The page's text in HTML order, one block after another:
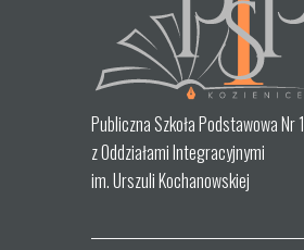
Publiczna Szkoła Podstawowa Nr 1
z Oddziałami Integracyjnymi
im. Urszuli Kochanowskiej